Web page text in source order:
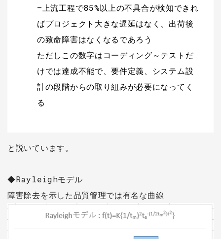
– 上流工程で85%以上の不具合が検知できれ
ばプロジェクト大きな遅延はなく、出荷後
の致命障害はなくなるであろう
ただしこの数字はコーディング～テストだ
けでは達成不能で、要件定義、システム設
計の段階からの取り組みが必要になってく
る
と説いています。
◆Rayleighモデル
障害除去を示した品質管理では有名な曲線